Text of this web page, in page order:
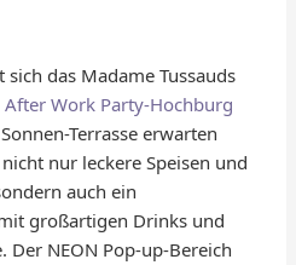
das Madame Tussauds
After Work Party-Hochburg
Terrasse erwarten
nur leckere Speisen und
auch ein
großartigen Drinks und
NEON Pop-up-Bereich